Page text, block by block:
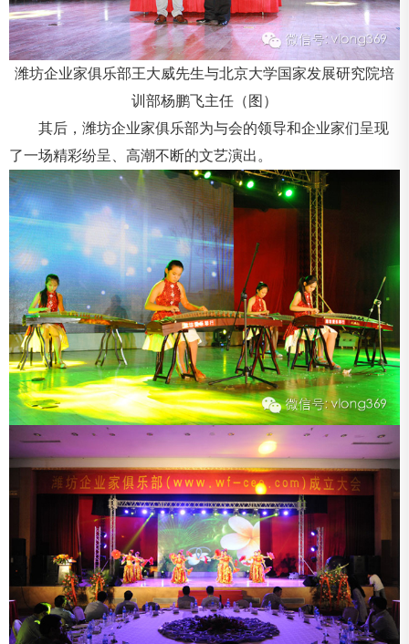
潍坊企业家俱乐部王大威先生与北京大学国家发展研究院培
训部杨鹏飞主任（图）
其后，潍坊企业家俱乐部为与会的领导和企业家们呈现
了一场精彩纷呈、高潮不断的文艺演出。